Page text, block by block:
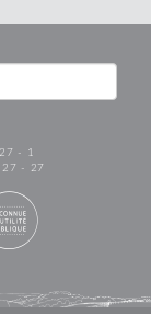
- 1
27 - 27